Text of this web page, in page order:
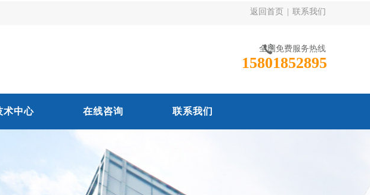
返回首页 联系我们
全国免费服务热线
15801852895
术中心 在线咨询 联系我们